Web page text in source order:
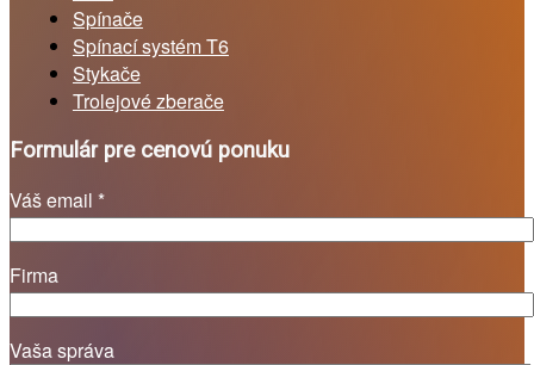
Spínače
Spínací systém T6
Stykače
Trolejové zberače
Formulár pre cenovú ponuku
Váš email *
Firma
Vaša správa